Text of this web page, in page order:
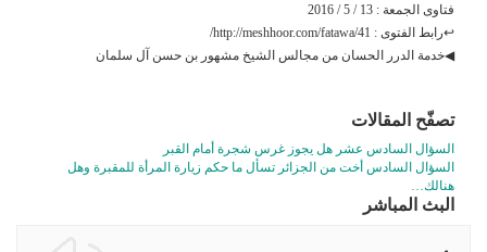
فتاوى الجمعة : 13 / 5 / 2016
↩رابط الفتوى : http://meshhoor.com/fatawa/41/
◀خدمة الدرر الحسان من مجالس الشيخ مشهور بن حسن آل سلمان
تصفّح المقالات
السؤال السادس عشر هل يجوز غرس شجرة أمام القبر
السؤال السادس أخت من الجزائر تسأل ما حكم زيارة المرأة للمقبرة وهل
هنالك…
البث المباشر